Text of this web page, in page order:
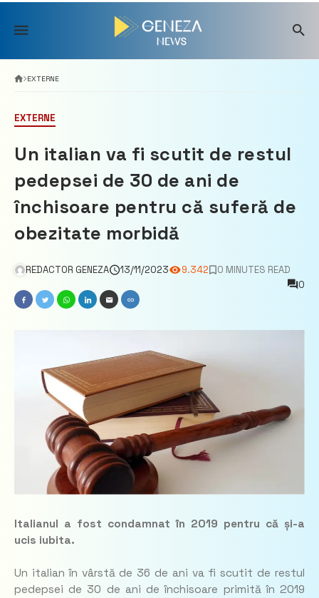
Skip
content
EXTERNE
EXTERNE
Un italian va fi scutit de restul
pedepsei de 30 de ani de
închisoare pentru că suferă de
obezitate morbidă
REDACTOR GENEZA 13/11/2023 9.342
0 MINUTES READ
0
Italianul a fost condamnat în 2019 pentru că și-a
ucis iubita.
Un italian în vârstă de 36 de ani va fi scutit de restul
pedepsei de 30 de ani de închisoare primită în 2019